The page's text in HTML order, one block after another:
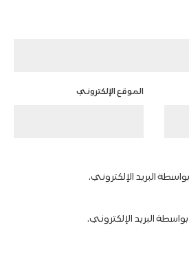
الموقع الإلكتروني
البريد الإلكتروني.
البريد الإلكتروني.